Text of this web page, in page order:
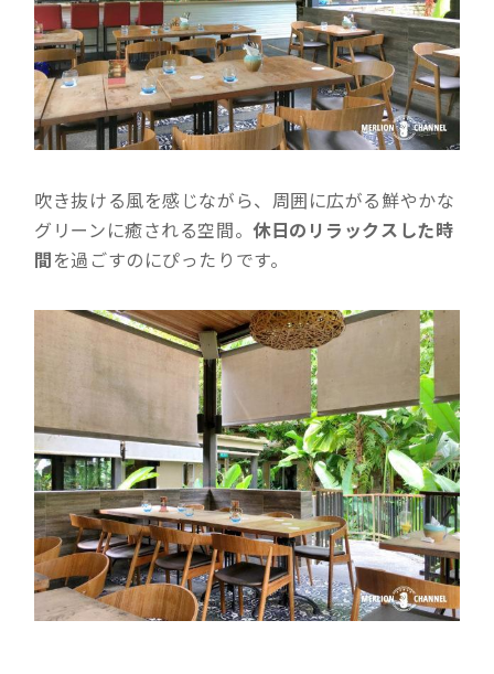
吹き抜ける風を感じながら、周囲に広がる鮮やかな
グリーンに癒される空間。休日のリラックスした時
間を過ごすのにぴったりです。